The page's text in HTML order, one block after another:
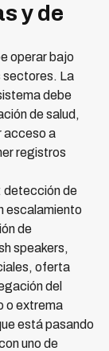
y de
operar bajo
sectores. La
debe
de salud,
acceso a
registros
detección de
escalamiento
de
speakers,
oferta
del
o extrema
está pasando
uno de